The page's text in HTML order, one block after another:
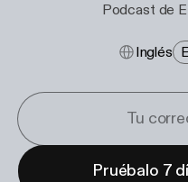
Podcast de
Inglés
Pruébalo 7